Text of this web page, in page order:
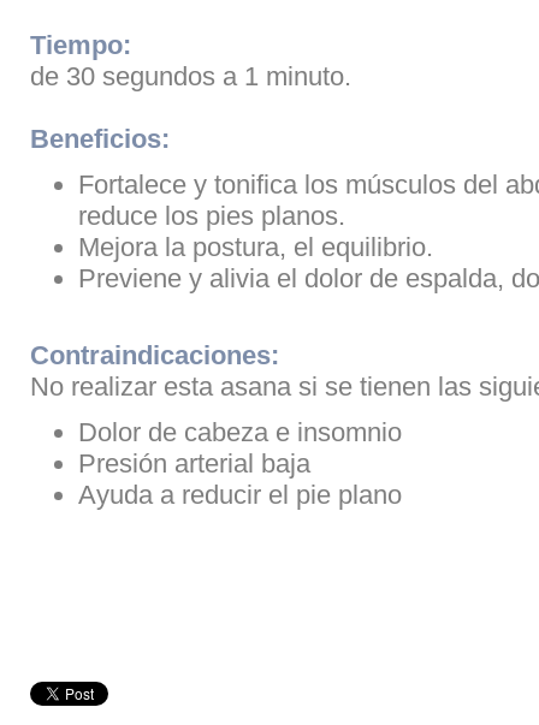
Tiempo:
de 30 segundos a 1 minuto.
Beneficios:
Fortalece y tonifica los músculos del
reduce los pies planos.
Mejora la postura, el equilibrio.
Previene y alivia el dolor de espalda,
Contraindicaciones:
No realizar esta asana si se tienen las
Dolor de cabeza e insomnio
Presión arterial baja
Ayuda a reducir el pie plano